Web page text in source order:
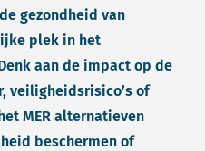
gezondheid van
plek in het
aan de impact op de
veiligheidsrisico’s of
MER alternatieven
beschermen of